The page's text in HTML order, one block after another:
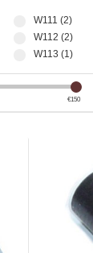
W111 (2)
W112 (2)
W113 (1)
€150